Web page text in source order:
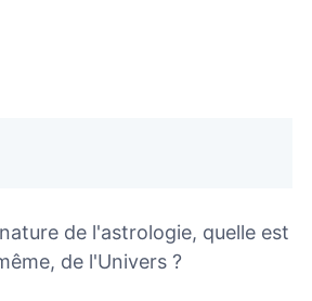
de l'astrologie, quelle est
de l'Univers ?